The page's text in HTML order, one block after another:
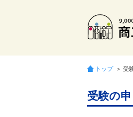
トップ ＞ 受
受験の